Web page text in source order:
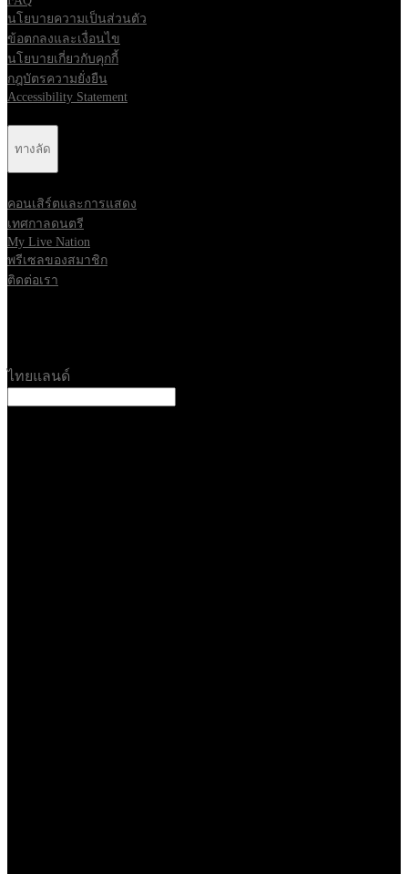
นโยบายความเป็นส่วนตัว
ข้อตกลงและเงื่อนไข
นโยบายเกี่ยวกับคุกกี้
กฎบัตรความยั่งยืน
Accessibility Statement
ทางลัด
คอนเสิร์ตและการแสดง
เทศกาลดนตรี
My Live Nation
พรีเซลของสมาชิก
ติดต่อเรา
ไทยแลนด์